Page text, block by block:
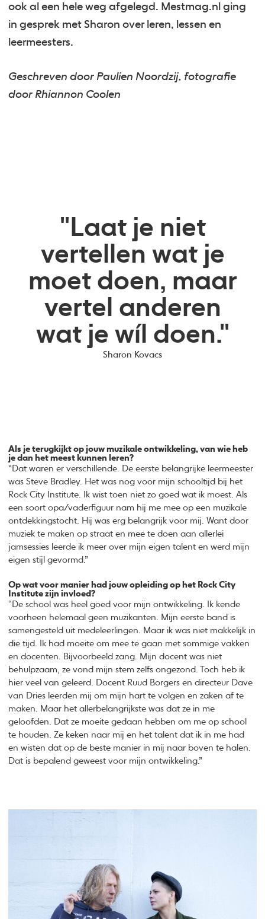
ook al een hele weg afgelegd. Mestmag.nl ging
in gesprek met Sharon over leren, lessen en
leermeesters.
Geschreven door Paulien Noordzij, fotografie
door Rhiannon Coolen
"Laat je niet
vertellen wat je
moet doen, maar
vertel anderen
wat je wíl doen."
Sharon Kovacs
Als je terugkijkt op jouw muzikale ontwikkeling, van wie heb
je dan het meest kunnen leren?
“Dat waren er verschillende. De eerste belangrijke leermeester
was Steve Bradley. Het was nog voor mijn schooltijd bij het
Rock City Institute. Ik wist toen niet zo goed wat ik moest. Als
een soort opa/vaderfiguur nam hij me mee op een muzikale
ontdekkingstocht. Hij was erg belangrijk voor mij. Want door
muziek te maken op straat en mee te doen aan allerlei
jamsessies leerde ik meer over mijn eigen talent en werd mijn
eigen stijl gevormd.”
Op wat voor manier had jouw opleiding op het Rock City
Institute zijn invloed?
“De school was heel goed voor mijn ontwikkeling. Ik kende
voorheen helemaal geen muzikanten. Mijn eerste band is
samengesteld uit medeleerlingen. Maar ik was niet makkelijk in
die tijd. Ik had moeite om mee te gaan met sommige vakken
en docenten. Bijvoorbeeld zang. Mijn docent was niet
behulpzaam, ze vond mijn stem zelfs ongezond. Toch heb ik
hier veel van geleerd. Docent Ruud Borgers en directeur Dave
van Dries leerden mij om mijn hart te volgen en zaken af te
maken. Maar het allerbelangrijkste was dat ze in me
geloofden. Dat ze moeite gedaan hebben om me op school
te houden. Ze keken naar mij en het talent dat ik in me had
en wisten dat op de beste manier in mij naar boven te halen.
Dat is bepalend geweest voor mijn ontwikkeling.”